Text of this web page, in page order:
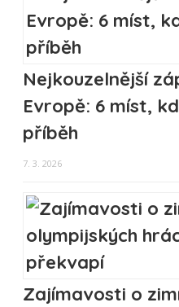
Nejkouzelnější
Evropě: 6 míst,
příběh
7. 3. 2026
Zajímavosti o